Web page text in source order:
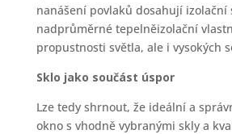
nanášení povlaků dosahují izolační
nadprůměrné tepelněizolační
propustnosti světla, ale i vysokých
Sklo jako součást úspor
Lze tedy shrnout, že ideální a
okno s vhodně vybranými skly a